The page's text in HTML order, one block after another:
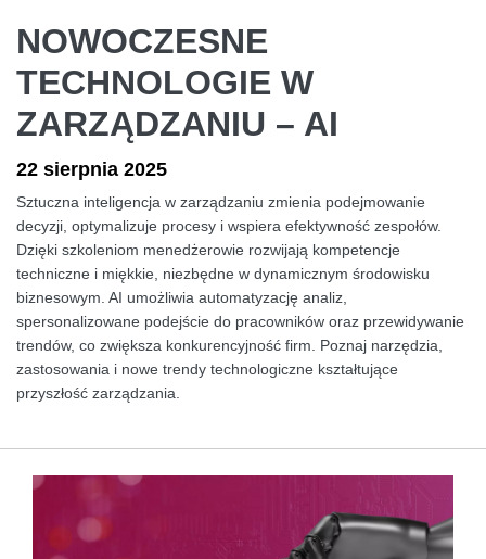
NOWOCZESNE
TECHNOLOGIE W
ZARZĄDZANIU – AI
22 sierpnia 2025
Sztuczna inteligencja w zarządzaniu zmienia podejmowanie
decyzji, optymalizuje procesy i wspiera efektywność zespołów.
Dzięki szkoleniom menedżerowie rozwijają kompetencje
techniczne i miękkie, niezbędne w dynamicznym środowisku
biznesowym. AI umożliwia automatyzację analiz,
spersonalizowane podejście do pracowników oraz przewidywanie
trendów, co zwiększa konkurencyjność firm. Poznaj narzędzia,
zastosowania i nowe trendy technologiczne kształtujące
przyszłość zarządzania.